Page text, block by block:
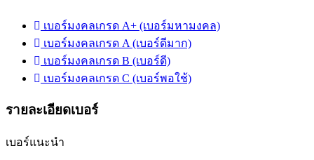
เบอร์มงคลเกรด A+ (เบอร์มหามงคล)
เบอร์มงคลเกรด A (เบอร์ดีมาก)
เบอร์มงคลเกรด B (เบอร์ดี)
เบอร์มงคลเกรด C (เบอร์พอใช้)
รายละเอียดเบอร์
เบอร์แนะนำ